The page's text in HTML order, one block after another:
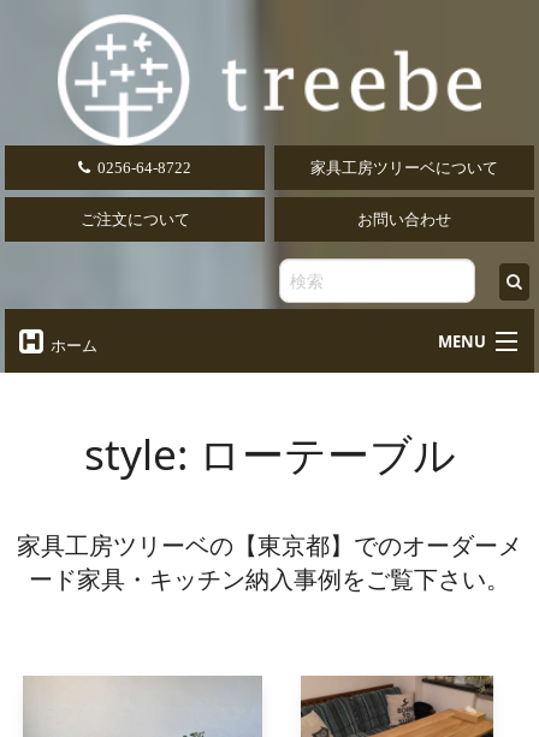
0256-64-8722 家具工房ツリーベについて
ご注文について お問い合わせ
ホーム MENU
オーダーデスク
キッチン廻り家具
Kitchen
style: ローテーブル
家具工房ツリーベの【東京都】でのオーダーメ
ード家具・キッチン納入事例をご覧下さい。